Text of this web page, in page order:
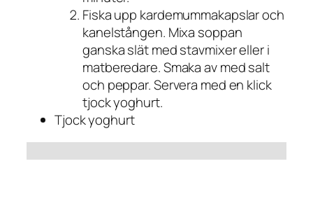
Fiska upp kardemummakapslar och
kanelstången. Mixa soppan
ganska slät med stavmixer eller i
matberedare. Smaka av med salt
och peppar. Servera med en klick
tjock yoghurt.
Tjock yoghurt